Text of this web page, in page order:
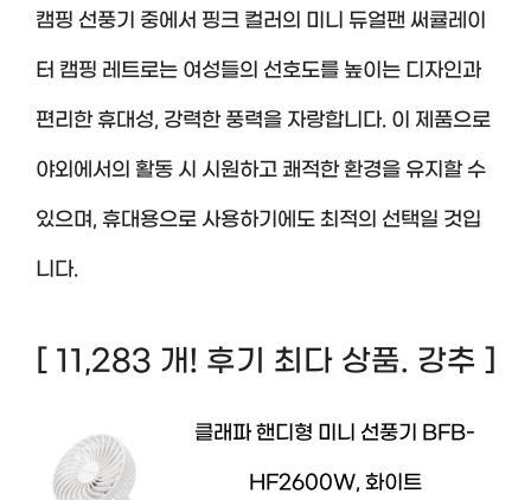
캠핑 선풍기 중에서 핑크 컬러의 미니 듀얼팬 써큘레이
터 캠핑 레트로는 여성들의 선호도를 높이는 디자인과
편리한 휴대성, 강력한 풍력을 자랑합니다. 이 제품으로
야외에서의 활동 시 시원하고 쾌적한 환경을 유지할 수
있으며, 휴대용으로 사용하기에도 최적의 선택일 것입
니다.
[ 11,283 개! 후기 최다 상품. 강추 ]
클래파 핸디형 미니 선풍기 BFB-
HF2600W, 화이트